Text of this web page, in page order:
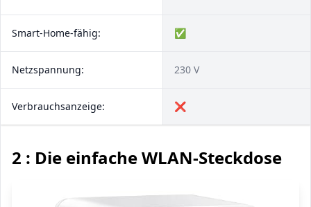
Smart-Home-fähig: ✅
Netzspannung: 230 V
Verbrauchsanzeige: ❌
2 : Die einfache WLAN-Steckdose